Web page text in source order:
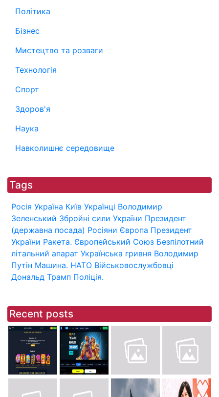
Політика
Бізнес
Мистецтво та розваги
Технологія
Спорт
Здоров'я
Наука
Навколишнє середовище
Tags
Росія Україна Київ Українці Володимир
Зеленський Збройні сили України Президент
(державна посада) Росіяни Європа Президент
України Ракета. Європейський Союз Безпілотний
літальний апарат Українська гривня Володимир
Путін Машина. НАТО Військовослужбовці
Дональд Трамп Поліція.
Recent posts